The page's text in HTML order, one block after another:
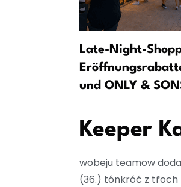
Late-Night-
und ONLY &
Keeper
wobeju teamow
(36.) tónkróć z třoch